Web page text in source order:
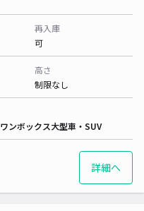
再入庫
可
高さ
制限なし
ワンボックス大型車・SUV
詳細へ